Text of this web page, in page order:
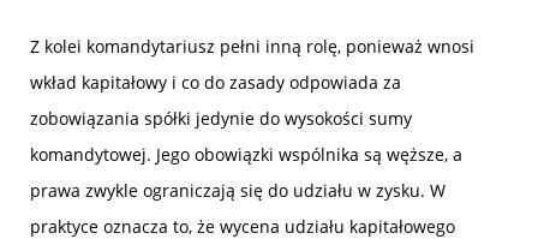
Z kolei komandytariusz pełni inną rolę, ponieważ wnosi
wkład kapitałowy i co do zasady odpowiada za
zobowiązania spółki jedynie do wysokości sumy
komandytowej. Jego obowiązki wspólnika są węższe, a
prawa zwykle ograniczają się do udziału w zysku. W
praktyce oznacza to, że wycena udziału kapitałowego